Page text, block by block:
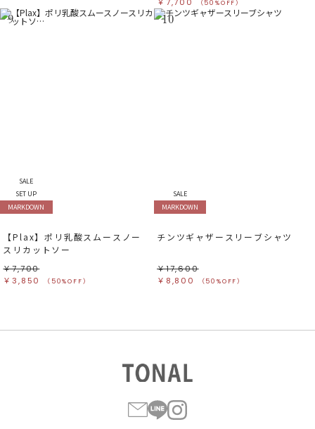
￥7,700
（50%OFF）
9
SALE
SET UP
MARKDOWN
【Plax】ポリ乳酸スムースノー
スリカットソー
￥7,700
￥3,850
（50%OFF）
10
SALE
MARKDOWN
チンツギャザースリーブシャツ
￥17,600
￥8,800
（50%OFF）